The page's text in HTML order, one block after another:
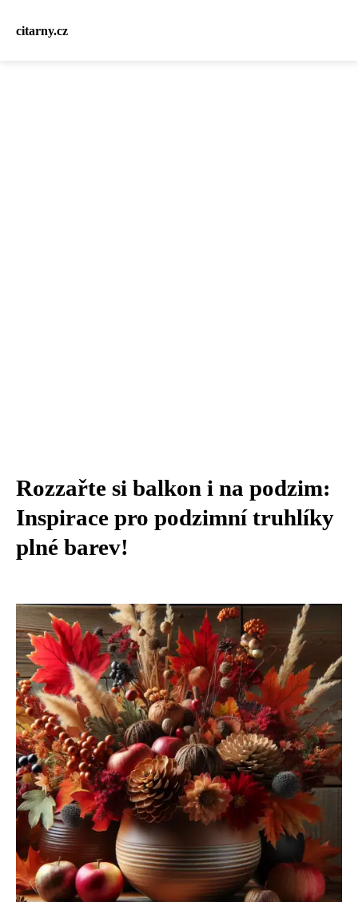
citarny.cz
Rozzařte si balkon i na podzim:
Inspirace pro podzimní truhlíky
plné barev!